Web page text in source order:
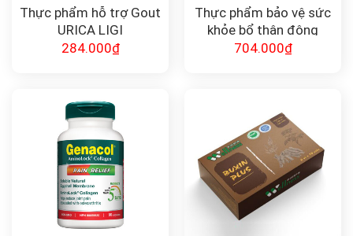
Thực phẩm hỗ trợ Gout
URICA LIGI
284.000₫
Thực phẩm bảo vệ sức
khỏe bổ thận đông
trùng hạ thảo
704.000₫